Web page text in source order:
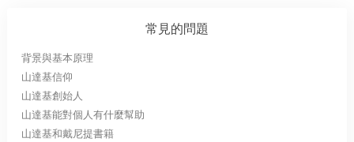
常見的問題
背景與基本原理
山達基信仰
山達基創始人
山達基能對個人有什麼幫助
山達基和戴尼提書籍